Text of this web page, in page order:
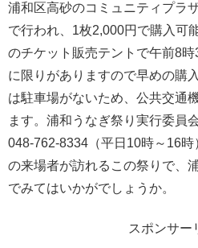
浦和区高砂のコミュニティプラ
で行われ、1枚2,000円で購入可
のチケット販売テントで午前8
に限りがありますので早めの購
は駐車場がないため、公共交通
ます。浦和うなぎ祭り実行委員
048-762-8334（平日10時～16時
の来場者が訪れるこの祭りで、
でみてはいかがでしょうか。
スポンサー